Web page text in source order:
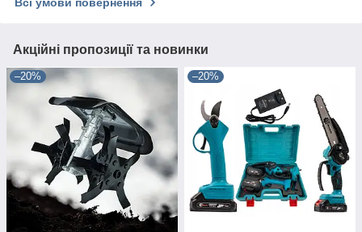
Всі умови повернення
Акційні пропозиції та новинки
–20% –20%